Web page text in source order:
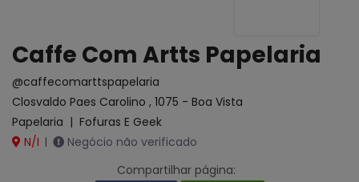
Caffe Com Artts Papelaria
@caffecomarttspapelaria
Closvaldo Paes Carolino , 1075 - Boa Vista
Papelaria | Fofuras E Geek
N/I |
Negócio não verificado
Compartilhar página: